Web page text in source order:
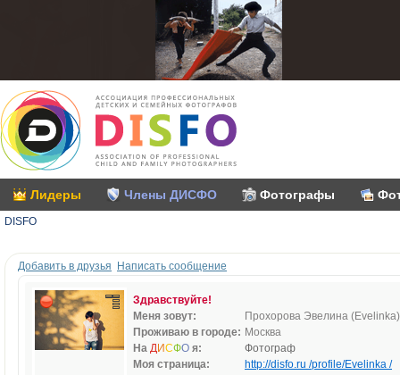
Лидеры Члены ДИСФО Фотографы
DISFO
Добавить в друзья Написать сообщение
Здравствуйте!
Меня зовут:
Прохорова Эвелина (Evelinka)
Проживаю в городе: Москва
На ДИСФО я:
Фотограф
Моя страница:
http://disfo.ru /profile/Evelinka /